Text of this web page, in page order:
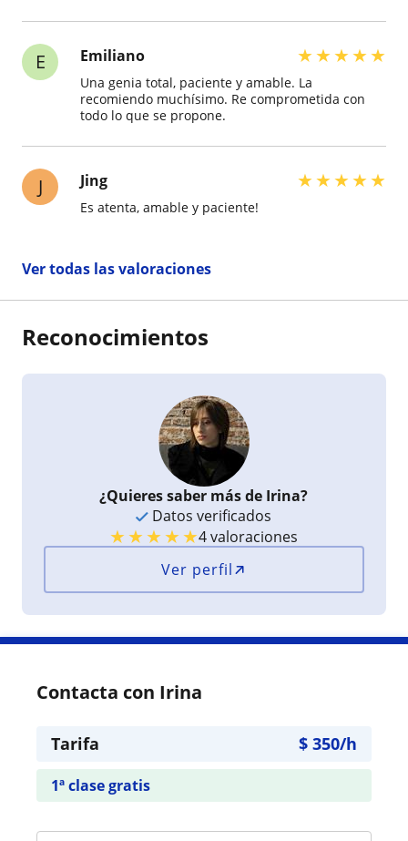
dudas y a apoyar cuando algo no quedaba del
eso hacía una gran diferencia en el aula.
E Emiliano ★★★★★
Una genia total, paciente y amable. La
recomiendo muchísimo. Re comprometida con
todo lo que se propone.
J Jing ★★★★★
Es atenta, amable y paciente!
Ver todas las valoraciones
Reconocimientos
¿Quieres saber más de Irina?
Datos verificados
★★★★★4 valoraciones
Ver perfil
Contacta con Irina
Tarifa $ 350/h
1ª clase gratis